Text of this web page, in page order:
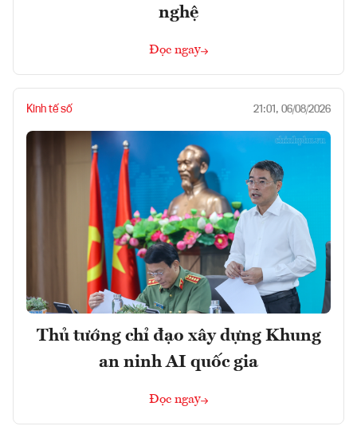
nghệ
Đọc ngay
Kinh tế số 21:01, 06/08/2026
Thủ tướng chỉ đạo xây dựng Khung
an ninh AI quốc gia
Đọc ngay